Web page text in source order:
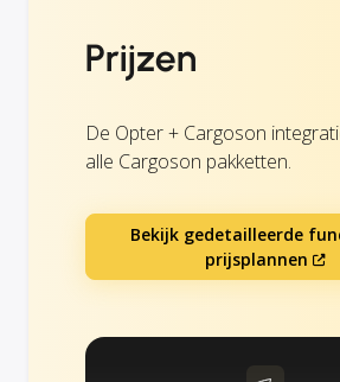
Prijzen
De Opter + Cargoson
alle Cargoson pakketten.
Bekijk gedetailleerde
prijsplannen